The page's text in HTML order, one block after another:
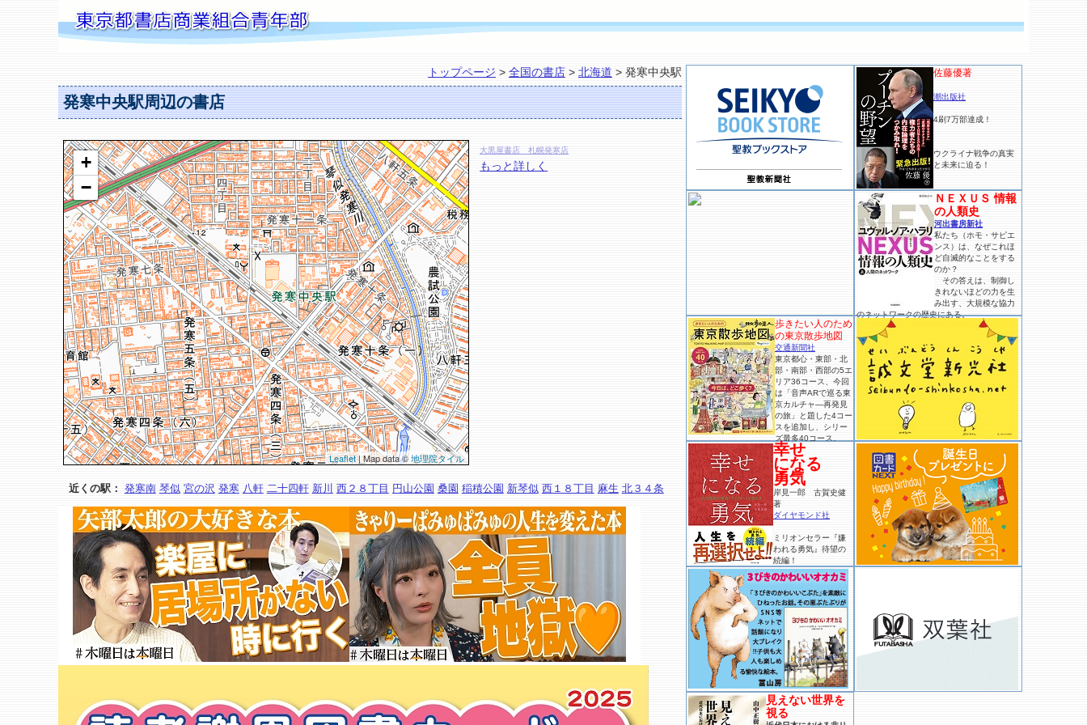
トップページ > 全国の書店 > 北海道 > 発寒中央駅
発寒中央駅周辺の書店
+
−
Leaflet| Map data ©地理院タイル
大黒屋書店 札幌発寒店
もっと詳しく
近くの駅： 発寒南 琴似 宮の沢 発寒 八軒 二十四軒 新川 西２８丁目 円山公園 桑園 稲積公園 新琴似 西１８丁目 麻生 北３４条
佐藤優著
潮出版社
4刷7万部達成！
ウクライナ戦争の真実
と未来に迫る！
ＮＥＸＵＳ 情報
の人類史
河出書房新社
私たち（ホモ・サピエ
ンス）は、なぜこれほ
ど自滅的なことをする
のか？
その答えは、制御し
きれないほどの力を生
み出す、大規模な協力
のネットワークの歴史にある。
歩きたい人のため
の東京散歩地図
交通新聞社
東京都心・東部・北
部・南部・西部の5エ
リア36コース、今回
は「音声ARで巡る東
京カルチャ―再発見
の旅」と題した4コー
スを追加し、シリー
ズ最多40コース。
幸せ
になる
勇気
岸見一郎 古賀史健
著
ダイヤモンド社
ミリオンセラー『嫌
われる勇気』待望の
続編！
見えない世界を
視る